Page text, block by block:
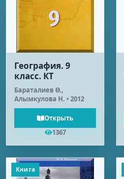
География. 9
класс. КТ
Бараталиев Ө.,
Алымкулова Н. • 2012
Открыть
1367
Книга